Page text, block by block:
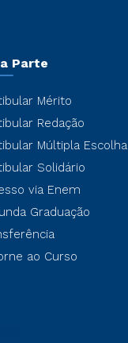
Parte
Mérito
Redação
Múltipla Escolha
Solidário
via Enem
Graduação
ao Curso